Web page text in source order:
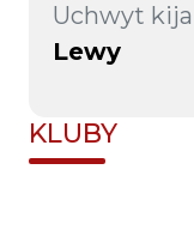
Uchwyt kija
Lewy
KLUBY